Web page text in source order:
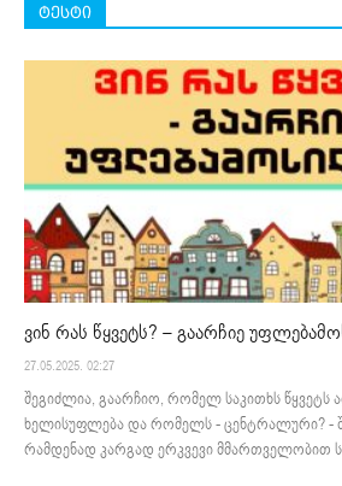
ტესტი
ვინ რას წყვეტს? – გაარჩიე
27.05.2025. 02:27
შეგიძლია, გაარჩიო, რომელ საკითხს
ხელისუფლება და რომელს - ცენტრალური? -
რამდენად კარგად ერკვევი მმართველობით